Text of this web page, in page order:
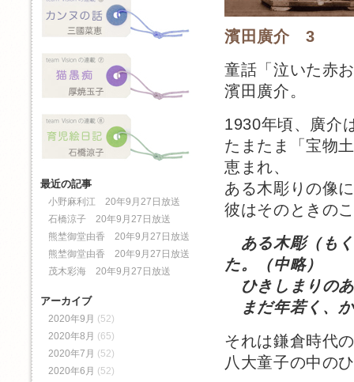
濱田廣介 3
童話「泣いた赤
濱田廣介。
1930年頃、廣介
たまたま「宝物
恵まれ、
ある木彫りの像
彼はそのときの
ある木彫（も
た。（中略）
ひきしまりの
まだ年若く、
それは鎌倉時代
八大童子の中の
最近の記事
小野麻利江 20年9月27日放送
石橋涼子 20年9月27日放送
熊埜御堂由香 20年9月27日放送
熊埜御堂由香 20年9月27日放送
茂木彩海 20年9月27日放送
アーカイブ
2020年9月 (52)
2020年8月 (65)
2020年7月 (52)
2020年6月 (52)